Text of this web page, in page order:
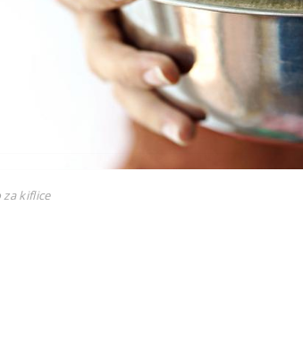
za kiflice